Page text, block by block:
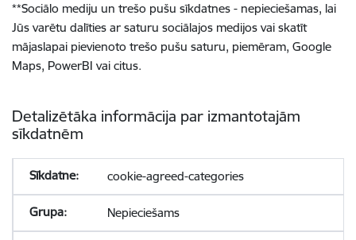
**Sociālo mediju un trešo pušu sīkdatnes - nepieciešamas, lai
Jūs varētu dalīties ar saturu sociālajos medijos vai skatīt
mājaslapai pievienoto trešo pušu saturu, piemēram, Google
Maps, PowerBI vai citus.
Detalizētāka informācija par izmantotajām
sīkdatnēm
cookie-agreed-categories
Nepieciešams